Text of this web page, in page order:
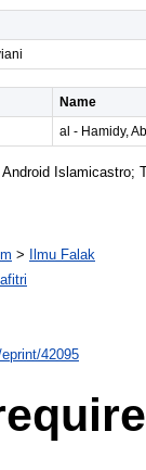
Name
al - Hamidy,
Islamicastro;
>
Ilmu Falak
42095